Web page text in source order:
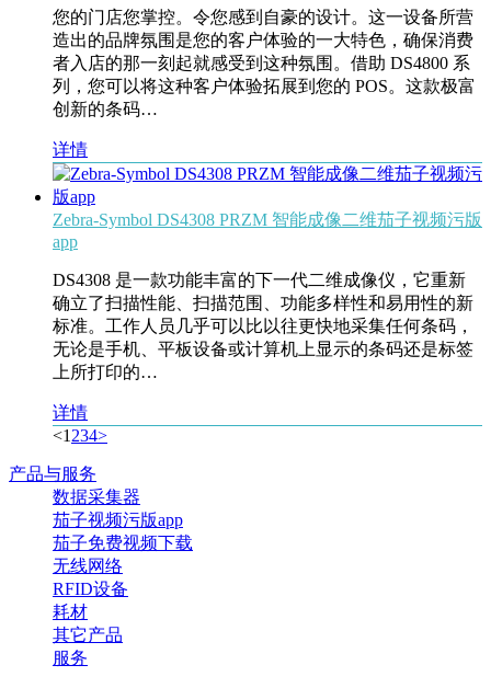
您的门店您掌控。令您感到自豪的设计。这一设备所营
造出的品牌氛围是您的客户体验的一大特色，确保消费
者入店的那一刻起就感受到这种氛围。借助 DS4800 系
列，您可以将这种客户体验拓展到您的 POS。这款极富
创新的条码…
详情
Zebra-Symbol DS4308 PRZM 智能成像二维茄子视频污版
app
DS4308 是一款功能丰富的下一代二维成像仪，它重新
确立了扫描性能、扫描范围、功能多样性和易用性的新
标准。工作人员几乎可以比以往更快地采集任何条码，
无论是手机、平板设备或计算机上显示的条码还是标签
上所打印的…
详情
<1 234>
产品与服务
数据采集器
茄子视频污版app
茄子免费视频下载
无线网络
RFID设备
耗材
其它产品
服务